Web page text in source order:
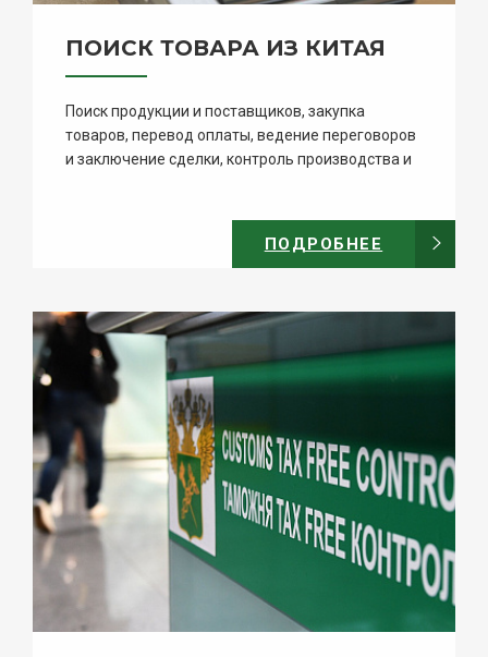
ПОИСК ТОВАРА ИЗ КИТАЯ
Поиск продукции и поставщиков, закупка
товаров, перевод оплаты, ведение переговоров
и заключение сделки, контроль производства и
ПОДРОБНЕЕ